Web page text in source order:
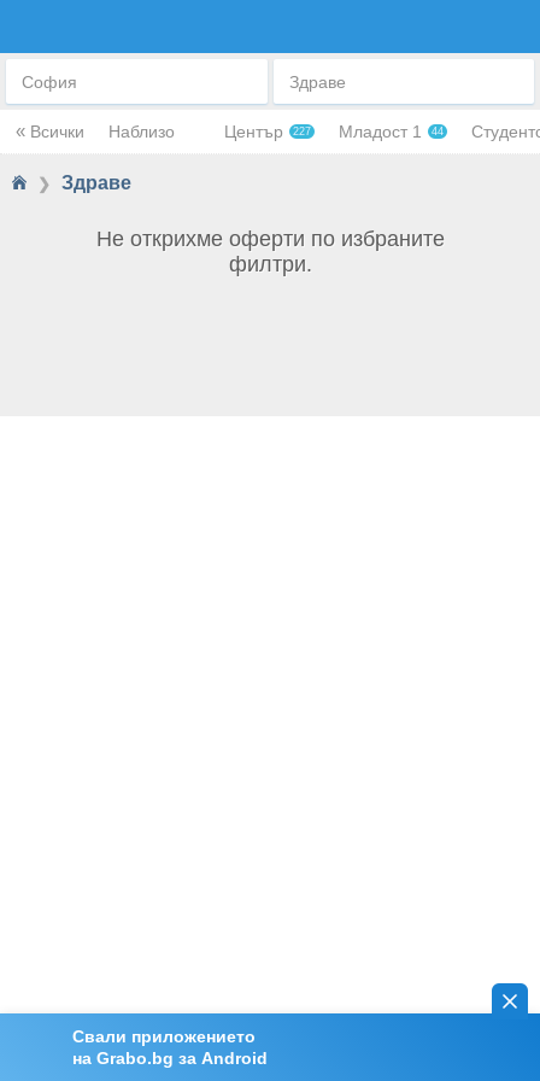
София Здраве
« Всички Наблизо Център 227 Младост 1 44
❯ Здраве
Свали приложението
на Grabo.bg за Android
Не открихме оферти по избраните
филтри.